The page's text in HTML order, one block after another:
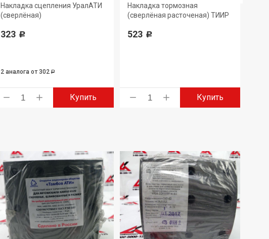
Накладка сцепления УралАТИ
(сверлёная)
323 Р
2 аналога от 302 Р
Купить
Накладка тормозная
(сверлёная расточеная) ТИИР
523 Р
Купить